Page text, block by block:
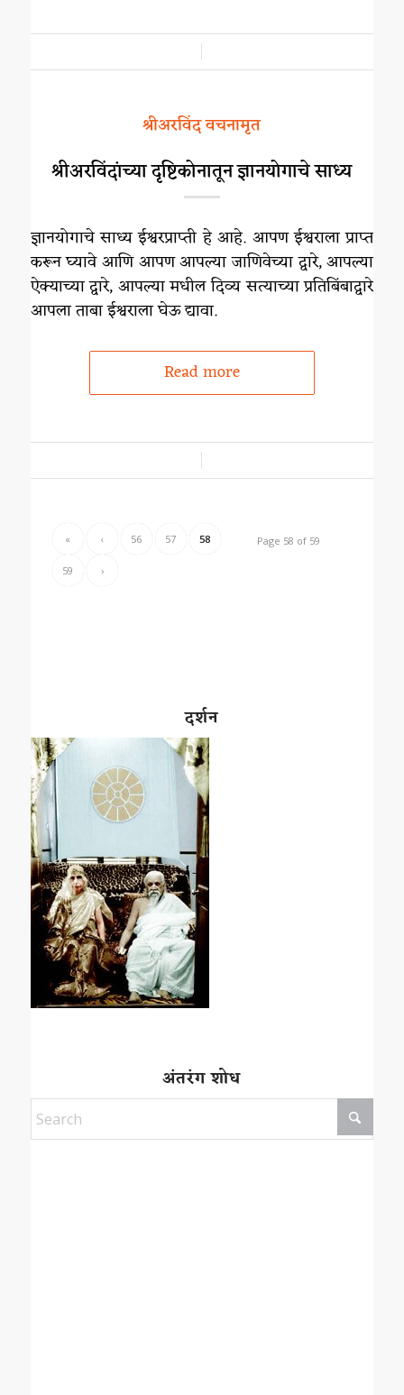
श्रीअरविंद वचनामृत
श्रीअरविंदांच्या दृष्टिकोनातून ज्ञानयोगाचे साध्य
ज्ञानयोगाचे साध्य ईश्वरप्राप्ती हे आहे. आपण ईश्वराला प्राप्त
करून घ्यावे आणि आपण आपल्या जाणिवेच्या द्वारे, आपल्या
ऐक्याच्या द्वारे, आपल्या मधील दिव्य सत्याच्या प्रतिबिंबाद्वारे
आपला ताबा ईश्वराला घेऊ द्यावा.
Read more
Page 58 of 59
« ‹ 56 57 58
59 ›
दर्शन
अंतरंग शोध